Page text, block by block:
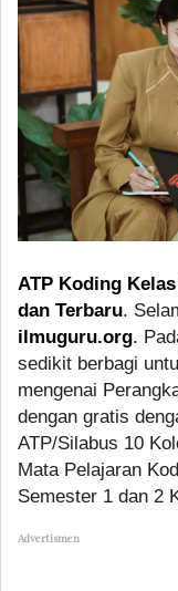
ATP Koding
dan Terbaru.
ilmuguru.org.
sedikit berbagi
mengenai
dengan gratis
ATP/Silabus 10
Mata Pelajaran
Semester 1 dan 2
Advertismen